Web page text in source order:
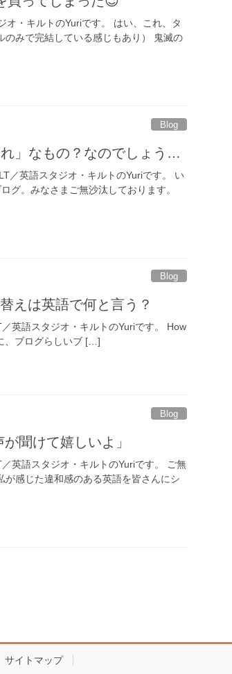
・キルトのYuriです。 はい、これ、タ
みで完結している感じもあり） 鬼滅の
Blog
」なもの？なのでしょう…
／英語スタジオ・キルトのYuriです。 い
グ。みなさまご無沙汰しております。
Blog
えは英語で何と言う？
英語スタジオ・キルトのYuriです。 How
、ブログらしいブ […]
Blog
聞けて嬉しいよ」
英語スタジオ・キルトのYuriです。 ご無
感じた違和感のある英語を皆さんにシ
サイトマップ